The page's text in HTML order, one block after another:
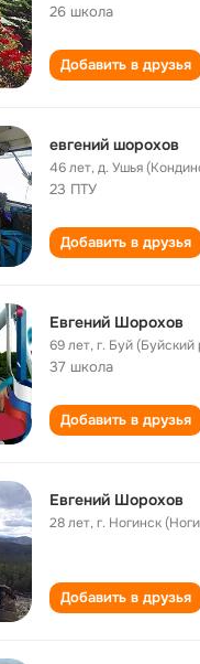
26 школа
Добавить в друзья
евгений шорохов
46 лет,д. Ушья
23 ПТУ
Добавить в друзья
Евгений Шорохов
69 лет,г. Буй (Буйский
37 школа
Добавить в друзья
Евгений Шорохов
28 лет,г. Ногинск
Добавить в друзья